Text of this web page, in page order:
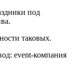
под
таковых.
event-компания